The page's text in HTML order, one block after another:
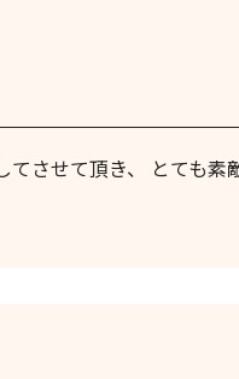
させて頂き、 とても素